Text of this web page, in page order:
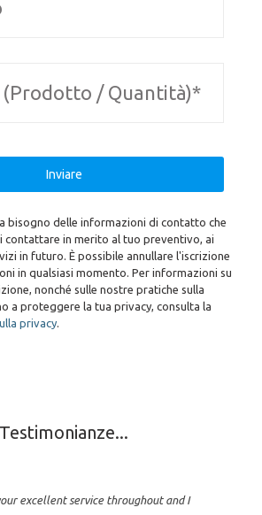
bisogno delle informazioni di contatto che
contattare in merito al tuo preventivo, ai
in futuro. È possibile annullare l'iscrizione
in qualsiasi momento. Per informazioni su
nonché sulle nostre pratiche sulla
a proteggere la tua privacy, consulta la
privacy.
Testimonianze...
excellent service throughout and I